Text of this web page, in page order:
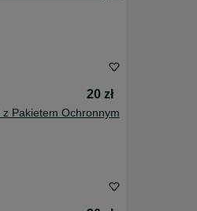
20 zł
z Pakietem Ochronnym